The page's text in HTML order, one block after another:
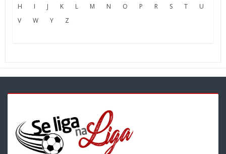
H
I J K L M N O P R S T
U
V
W Y Z